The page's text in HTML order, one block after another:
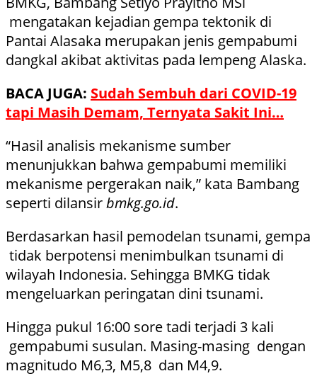
mengatakan kejadian gempa tektonik di
Pantai Alasaka merupakan jenis gempabumi
dangkal akibat aktivitas pada lempeng Alaska.
BACA JUGA: Sudah Sembuh dari COVID-19
tapi Masih Demam, Ternyata Sakit Ini…
“Hasil analisis mekanisme sumber
menunjukkan bahwa gempabumi memiliki
mekanisme pergerakan naik,” kata Bambang
seperti dilansirbmkg.go.id.
Berdasarkan hasil pemodelan tsunami, gempa
tidak berpotensi menimbulkan tsunami di
wilayah Indonesia. Sehingga BMKG tidak
mengeluarkan peringatan dini tsunami.
Hingga pukul 16:00 sore tadi terjadi 3 kali
gempabumi susulan. Masing-masing dengan
magnitudo M6,3, M5,8 dan M4,9.